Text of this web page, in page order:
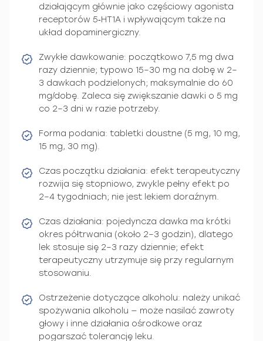
działającym głównie jako częściowy agonista
receptorów 5‑HT1A i wpływającym także na
układ dopaminergiczny.
Zwykłe dawkowanie: początkowo 7,5 mg dwa
razy dziennie; typowo 15–30 mg na dobę w 2–
3 dawkach podzielonych; maksymalnie do 60
mg/dobę. Zaleca się zwiększanie dawki o 5 mg
co 2–3 dni w razie potrzeby.
Forma podania: tabletki doustne (5 mg, 10 mg,
15 mg, 30 mg).
Czas początku działania: efekt terapeutyczny
rozwija się stopniowo, zwykle pełny efekt po
2–4 tygodniach; nie jest lekiem doraźnym.
Czas działania: pojedyncza dawka ma krótki
okres półtrwania (około 2–3 godzin), dlatego
lek stosuje się 2–3 razy dziennie; efekt
terapeutyczny utrzymuje się przy regularnym
stosowaniu.
Ostrzeżenie dotyczące alkoholu: należy unikać
spożywania alkoholu — może nasilać zawroty
głowy i inne działania ośrodkowe oraz
pogarszać tolerancję leku.